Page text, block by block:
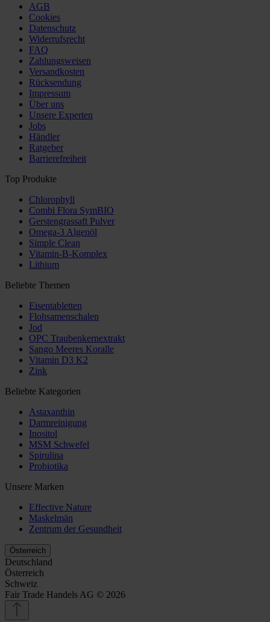
AGB
Cookies
Datenschutz
Widerrufsrecht
FAQ
Zahlungsweisen
Versandkosten
Rücksendung
Impressum
Über uns
Unsere Experten
Jobs
Händler
Ratgeber
Barrierefreiheit
Top Produkte
Chlorophyll
Combi Flora SymBIO
Gerstengrassaft Pulver
Omega-3 Algenöl
Simple Clean
Vitamin-B-Komplex
Lithium
Beliebte Themen
Eisentabletten
Flohsamenschalen
Jod
OPC Traubenkernextrakt
Sango Meeres Koralle
Vitamin D3 K2
Zink
Beliebte Kategorien
Astaxanthin
Darmreinigung
Inositol
MSM Schwefel
Spirulina
Probiotika
Unsere Marken
Effective Nature
Maskelmän
Zentrum der Gesundheit
Österreich
Deutschland
Österreich
Schweiz
Fair Trade Handels AG © 2026